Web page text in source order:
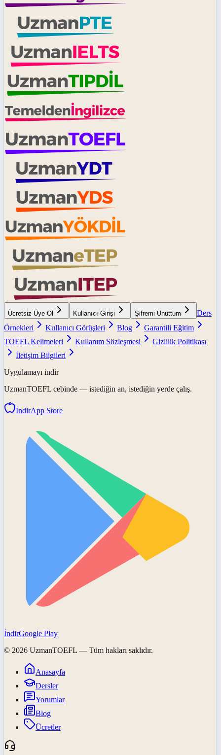
Ücretsiz Üye Ol Kullanıcı Girişi Şifremi Unuttum
Ders
Örnekleri
Kullanıcı Görüşleri Blog
Garantili Eğitim
TOEFL Kelimeleri
Kullanım Sözleşmesi
Gizlilik Politikası
İletişim Bilgileri
Uygulamayı indir
UzmanTOEFL cebinde — istediğin an, istediğin yerde çalış.
İndirApp Store
İndirGoogle Play
© 2026 UzmanTOEFL — Tüm hakları saklıdır.
Anasayfa
Dersler
Yorumlar
Blog
Ücretler